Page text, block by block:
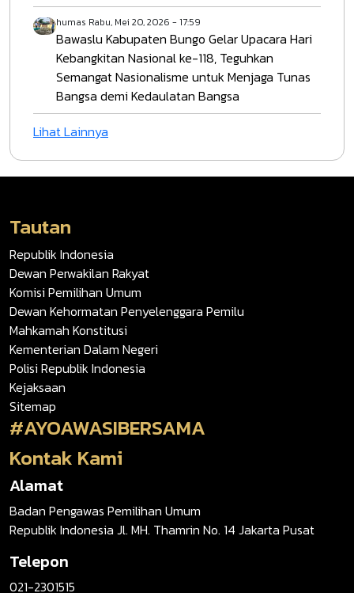
humas Rabu, Mei 20, 2026 - 17:59
Bawaslu Kabupaten Bungo Gelar Upacara Hari
Kebangkitan Nasional ke-118, Teguhkan
Semangat Nasionalisme untuk Menjaga Tunas
Bangsa demi Kedaulatan Bangsa
Lihat Lainnya
Tautan
Republik Indonesia
Dewan Perwakilan Rakyat
Komisi Pemilihan Umum
Dewan Kehormatan Penyelenggara Pemilu
Mahkamah Konstitusi
Kementerian Dalam Negeri
Polisi Republik Indonesia
Kejaksaan
Sitemap
#AYOAWASIBERSAMA
Kontak Kami
Alamat
Badan Pengawas Pemilihan Umum
Republik Indonesia Jl. MH. Thamrin No. 14 Jakarta Pusat
Telepon
021-2301515